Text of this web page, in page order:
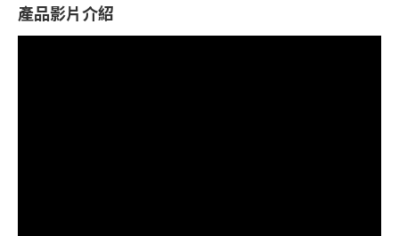
產品影片介紹